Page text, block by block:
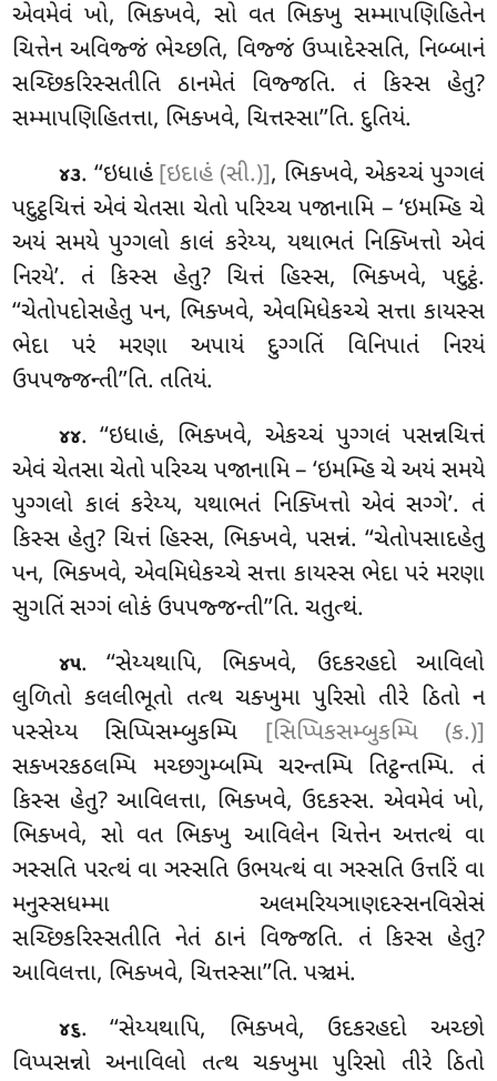
એવમેવં ખો, ભિક્ખવે, સો વત ભિક્ખુ સમ્માપણિહિતેન
ચિત્તેન અવિજ્જં ભેચ્છતિ, વિજ્જં ઉપ્પાદેસ્સતિ, નિબ્બાનં
સચ્છિકરિસ્સતીતિ ઠાનમેતં વિજ્જતિ. તં કિસ્સ હેતુ?
સમ્માપણિહિતત્તા, ભિક્ખવે, ચિત્તસ્સા’’તિ. દુતિયં.
૪૩. ‘‘ઇધાહં [ઇદાહં (સી.)], ભિક્ખવે, એકચ્ચં પુગ્ગલં
પદુટ્ઠચિત્તં એવં ચેતસા ચેતો પરિચ્ચ પજાનામિ – ‘ઇમમ્હિ ચે
અયં સમયે પુગ્ગલો કાલં કરેય્ય, યથાભતં નિક્ખિત્તો એવં
નિરયે’. તં કિસ્સ હેતુ? ચિત્તં હિસ્સ, ભિક્ખવે, પદુટ્ઠં.
‘‘ચેતોપદોસહેતુ પન, ભિક્ખવે, એવમિધેકચ્ચે સત્તા કાયસ્સ
ભેદા પરં મરણા અપાયં દુગ્ગતિં વિનિપાતં નિરયં
ઉપપજ્જન્તી’’તિ. તતિયં.
૪૪. ‘‘ઇધાહં, ભિક્ખવે, એકચ્ચં પુગ્ગલં પસન્નચિત્તં
એવં ચેતસા ચેતો પરિચ્ચ પજાનામિ – ‘ઇમમ્હિ ચે અયંસમયે
પુગ્ગલો કાલં કરેય્ય, યથાભતં નિક્ખિત્તો એવં સગ્ગે’. તં
કિસ્સ હેતુ? ચિત્તં હિસ્સ, ભિક્ખવે, પસન્નં. ‘‘ચેતોપસાદહેતુ
પન, ભિક્ખવે, એવમિધેકચ્ચે સત્તા કાયસ્સ ભેદા પરં મરણા
સુગતિં સગ્ગં લોકં ઉપપજ્જન્તી’’તિ. ચતુત્થં.
૪૫. ‘‘સેય્યથાપિ, ભિક્ખવે, ઉદકરહદો આવિલો
લુળિતો કલલીભૂતો તત્થ ચક્ખુમા પુરિસો તીરે ઠિતો ન
પસ્સેય્ય સિપ્પિસમ્બુકમ્પિ [સિપ્પિકસમ્બુકમ્પિ (ક.)]
સક્ખરકઠલમ્પિ મચ્છગુમ્બમ્પિ ચરન્તમ્પિ તિટ્ઠન્તમ્પિ. તં
કિસ્સ હેતુ? આવિલત્તા, ભિક્ખવે, ઉદકસ્સ. એવમેવં ખો,
ભિક્ખવે, સો વત ભિક્ખુ આવિલેન ચિત્તેન અત્તત્થં વા
ઞસ્સતિ પરત્થં વા ઞસ્સતિ ઉભયત્થં વા ઞસ્સતિ ઉત્તરિં વા
મનુસ્સધમ્મા અલમરિયઞાણદસ્સનવિસેસં
સચ્છિકરિસ્સતીતિ નેતં ઠાનં વિજ્જતિ. તં કિસ્સ હેતુ?
આવિલત્તા, ભિક્ખવે, ચિત્તસ્સા’’તિ. પઞ્ચમં.
૪૬. ‘‘સેય્યથાપિ, ભિક્ખવે, ઉદકરહદો અચ્છો
વિપ્પસન્નો અનાવિલો તત્થ ચક્ખુમા પુરિસો તીરે ઠિતો